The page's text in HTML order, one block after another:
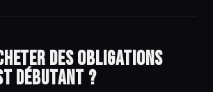
des obligations
débutant ?